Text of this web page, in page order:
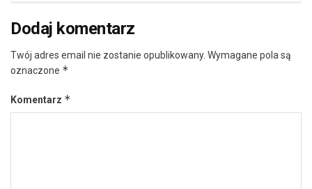
Dodaj komentarz
Twój adres email nie zostanie opublikowany. Wymagane pola są
oznaczone *
Komentarz *